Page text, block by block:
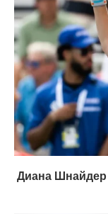
Диана Шнайдер